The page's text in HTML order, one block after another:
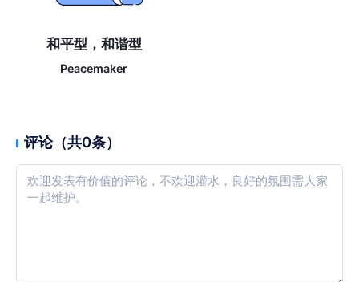
和平型，和谐型
Peacemaker
评论（共0条）